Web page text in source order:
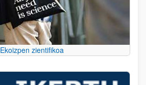
Ekoizpen zientifikoa